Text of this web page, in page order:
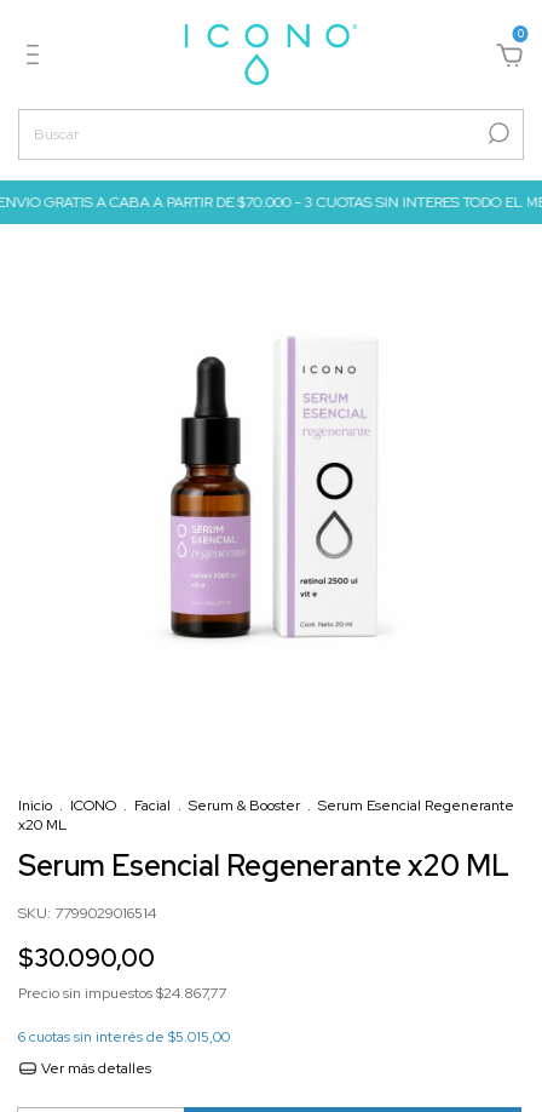
0
GRATIS A CABA A PARTIR DE $70.000 - 3 CUOTAS SIN INTERES TODO EL
Inicio . ICONO . Facial . Serum & Booster . Serum Esencial Regenerante
x20 ML
Serum Esencial Regenerante x20 ML
SKU: 7799029016514
$30.090,00
Precio sin impuestos$24.867,77
6cuotas sin interés de $5.015,00
Ver más detalles